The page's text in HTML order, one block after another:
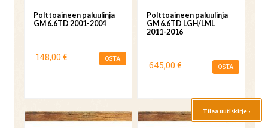
Polttoaineen paluulinja
GM 6.6TD 2001-2004
148,00 € OSTA
Polttoaineen paluulinja
GM 6.6TD LGH/LML
2011-2016
645,00 € OSTA
Tilaa uutiskirje ›